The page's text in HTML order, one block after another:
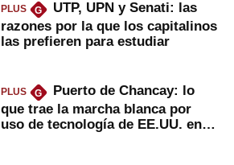
PLUS G
UTP, UPN y Senati: las
razones por la que los capitalinos
las prefieren para estudiar
PLUS G
Puerto de Chancay: lo
que trae la marcha blanca por
uso de tecnología de EE.UU. en